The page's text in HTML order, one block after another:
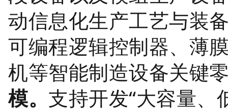
动信息化生产工艺与装
可编程逻辑控制器、薄
机等智能制造设备关键
模。 支持开发“大容量